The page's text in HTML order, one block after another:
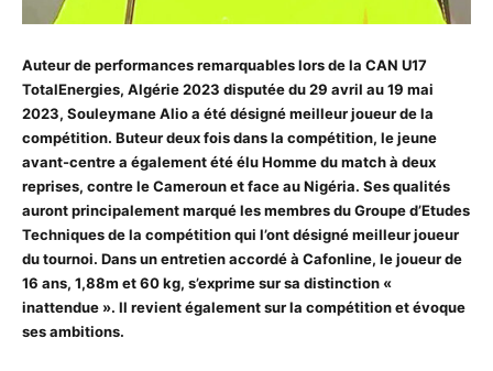
Auteur de performances remarquables lors de la CAN U17
TotalEnergies, Algérie 2023 disputée du 29 avril au 19 mai
2023, Souleymane Alio a été désigné meilleur joueur de la
compétition. Buteur deux fois dans la compétition, le jeune
avant-centre a également été élu Homme du match à deux
reprises, contre le Cameroun et face au Nigéria. Ses qualités
auront principalement marqué les membres du Groupe d’Etudes
Techniques de la compétition qui l’ont désigné meilleur joueur
du tournoi. Dans un entretien accordé à Cafonline, le joueur de
16 ans, 1,88m et 60 kg, s’exprime sur sa distinction «
inattendue ». Il revient également sur la compétition et évoque
ses ambitions.